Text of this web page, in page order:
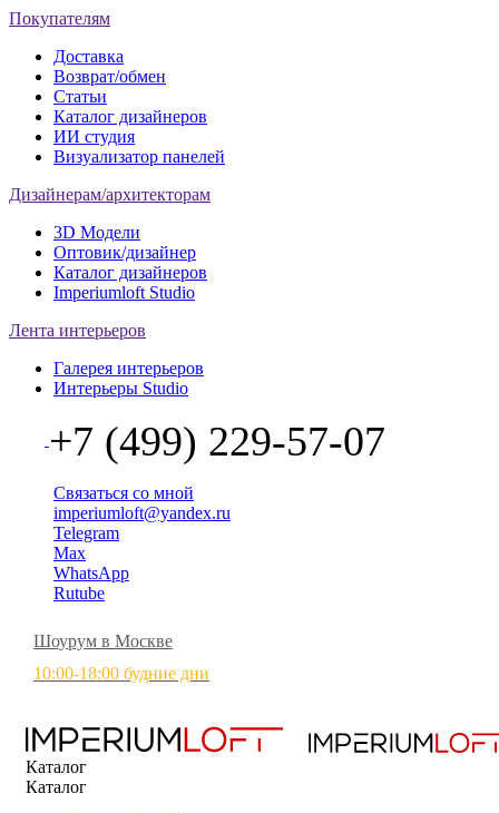
Покупателям
Доставка
Возврат/обмен
Статьи
Каталог дизайнеров
ИИ студия
Визуализатор панелей
Дизайнерам/архитекторам
3D Модели
Оптовик/дизайнер
Каталог дизайнеров
Imperiumloft Studio
Лента интерьеров
Галерея интерьеров
Интерьеры Studio
+7 (499) 229-57-07
Связаться со мной
imperiumloft@yandex.ru
Telegram
Max
WhatsApp
Rutube
Шоурум в Москве
10:00-18:00 будние дни
Каталог
Каталог